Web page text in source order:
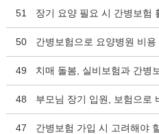
51 장기 요양 필요 시 간병보험
50 간병보험으로 요양병원 비
49 치매 돌봄, 실비보험과 간병
48 부모님 장기 입원, 보험으로
47 간병보험 가입 시 고려해야